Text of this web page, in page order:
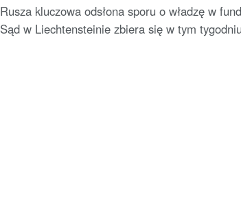
Rusza kluczowa odsłona sporu o władzę w
Sąd w Liechtensteinie zbiera się w tym